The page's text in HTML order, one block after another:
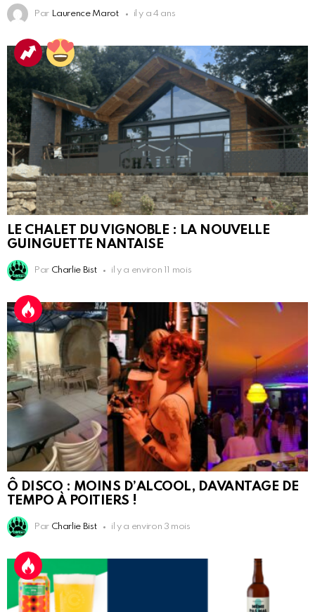
Par Laurence Marot il y a 4 ans
LE CHALET DU VIGNOBLE : LA NOUVELLE
GUINGUETTE NANTAISE
Par Charlie Bist il y a environ 11 mois
Ô DISCO : MOINS D’ALCOOL, DAVANTAGE DE
TEMPO À POITIERS !
Par Charlie Bist il y a environ 3 mois